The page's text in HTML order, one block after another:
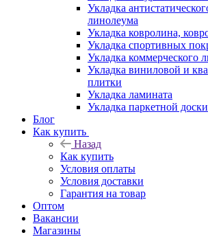
Укладка
линолеума
Укладка ковролина,
Укладка спортивных
Укладка коммерческого
Укладка виниловой и
плитки
Укладка ламината
Укладка паркетной доски
Блог
Как купить
Назад
Как купить
Условия оплаты
Условия доставки
Гарантия на товар
Оптом
Вакансии
Магазины